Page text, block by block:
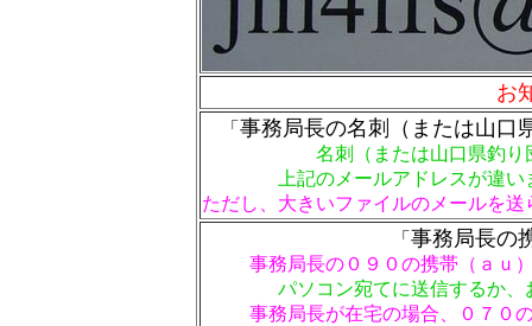
お
「 事務局長の名刺（または山口
名刺（または山口県釣り
上記のメールアドレスが違
ただし、大きいファイルのメールを
「 事務局長の
事務局長の０９０の携帯（ａｕ
パソコン宛てに送信するか
事務局長が在宅の場合、０７０